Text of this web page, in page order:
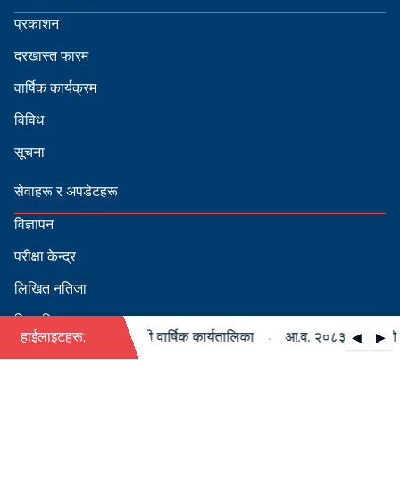
प्रकाशन
दरखास्त फारम
वार्षिक कार्यक्रम
विविध
सूचना
सेवाहरू र अपडेटहरू
विज्ञापन
परीक्षा केन्द्र
लिखित नतिजा
सिफारिस
हाईलाइटहरू: ◀ ▶
०८४ को पदपूर्ति सम्बन्धी वार्षिक कार्यतालिका आ.व. २०८३/०८४ को